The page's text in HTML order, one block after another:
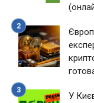
У